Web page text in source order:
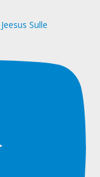
Sulle